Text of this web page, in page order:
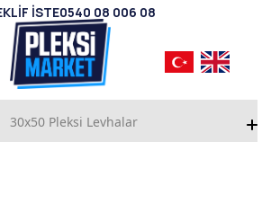
30x50 Pleksi Levhalar
İSTE0540 08 006 08